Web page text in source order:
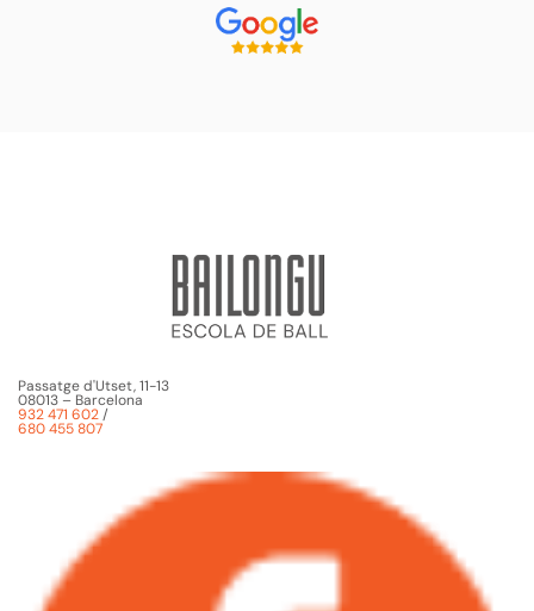
Passatge d'Utset, 11-13
08013 – Barcelona
932 471 602/
680 455 807